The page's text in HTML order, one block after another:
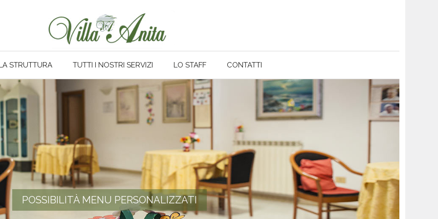
STRUTTURA TUTTI I NOSTRI SERVIZI LO STAFF CONTATTI
POSSIBILITÀ MENU PERSONALIZZATI